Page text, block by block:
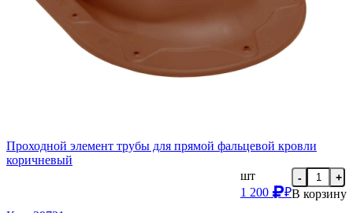
Проходной элемент трубы для прямой фальцевой кровли
коричневый
шт
1 200
₽
- +
В корзину